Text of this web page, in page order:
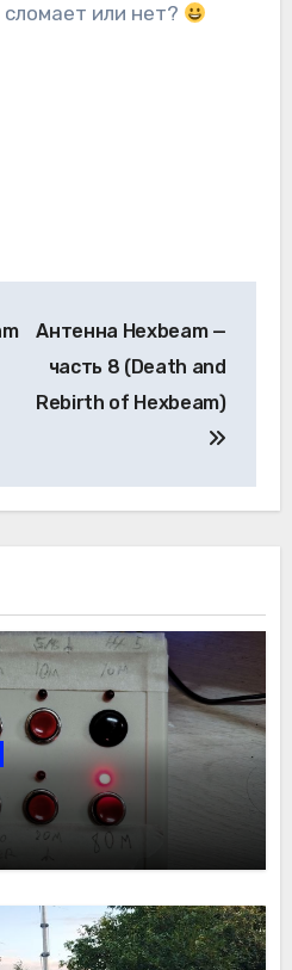
или нет?
Антенна Hexbeam —
часть 8 (Death and
Rebirth of Hexbeam)